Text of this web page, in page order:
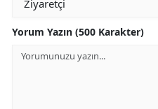
Yorum Yazın (500 Karakter)